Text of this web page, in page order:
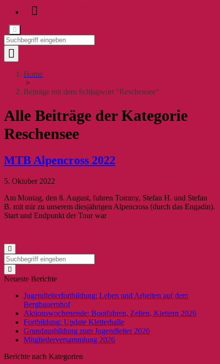
Home
>
Beiträge mit dem Schlagwort "Reschensee"
Alle Beiträge der Kategorie
Reschensee
MTB Alpencross 2022
5. Oktober 2022
Am Montag, den 8. August, fuhren Tommy, Stefan H. und Stefan
B. mit mir zu unserem diesjährigen Alpencross (durch das Engadin).
Start und Endpunkt der Tour war
Neueste Berichte
Jugendleiterfortbildung: Leben und Arbeiten auf dem
Bergbauernhof
Aktionswochenende: Bootfahren, Zelten, Klettern 2026
Fortbildung: Update Kletterhalle
Grundausbildung zum Jugendleiter 2026
Mitgliederversammlung 2026
Berichte nach Kategorien